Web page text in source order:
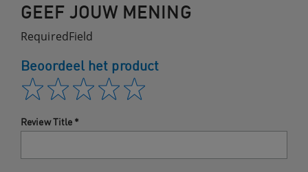
GEEF JOUW MENING
RequiredField
Beoordeel het product
Review Title *